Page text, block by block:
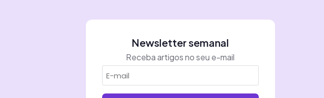
Newsletter semanal
Receba artigos no seu e-mail